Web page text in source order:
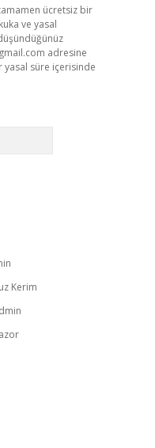
ücretsiz bir
ve yasal
adresine
süre içerisinde
Kerim